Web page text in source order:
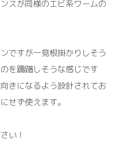
スが同様のエビ系ワームの
ですが一見根掛かりしそう
を躊躇しそうな感じです
きになるよう設計されてお
せず使えます。
い！